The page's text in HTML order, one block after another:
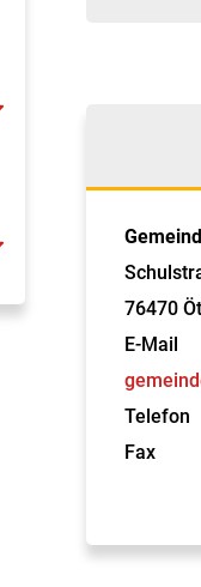
76470
E-Mail
Telefon
Fax